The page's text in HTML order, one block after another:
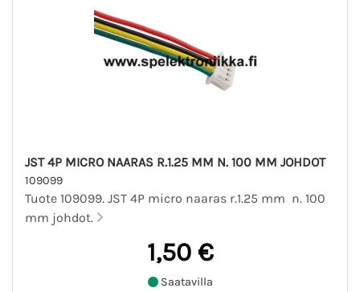
JST 4P MICRO NAARAS R.1.25 MM N. 100 MM JOHDOT
109099
Tuote 109099. JST 4P micro naaras r.1.25 mm n. 100
mm johdot.
1,50 €
Saatavilla